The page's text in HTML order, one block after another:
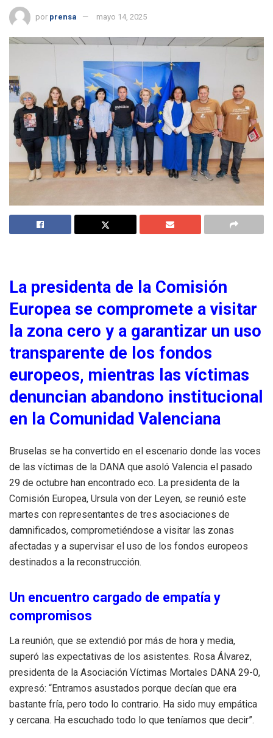
por prensa mayo 14, 2025
La presidenta de la Comisión
Europea se compromete a visitar
la zona cero y a garantizar un uso
transparente de los fondos
europeos, mientras las víctimas
denuncian abandono institucional
en la Comunidad Valenciana
Bruselas se ha convertido en el escenario donde las voces
de las víctimas de la DANA que asoló Valencia el pasado
29 de octubre han encontrado eco. La presidenta de la
Comisión Europea, Ursula von der Leyen, se reunió este
martes con representantes de tres asociaciones de
damnificados, comprometiéndose a visitar las zonas
afectadas y a supervisar el uso de los fondos europeos
destinados a la reconstrucción.
Un encuentro cargado de empatía y
compromisos
La reunión, que se extendió por más de hora y media,
superó las expectativas de los asistentes. Rosa Álvarez,
presidenta de la Asociación Víctimas Mortales DANA 29-0,
expresó: “Entramos asustados porque decían que era
bastante fría, pero todo lo contrario. Ha sido muy empática
y cercana. Ha escuchado todo lo que teníamos que decir”.